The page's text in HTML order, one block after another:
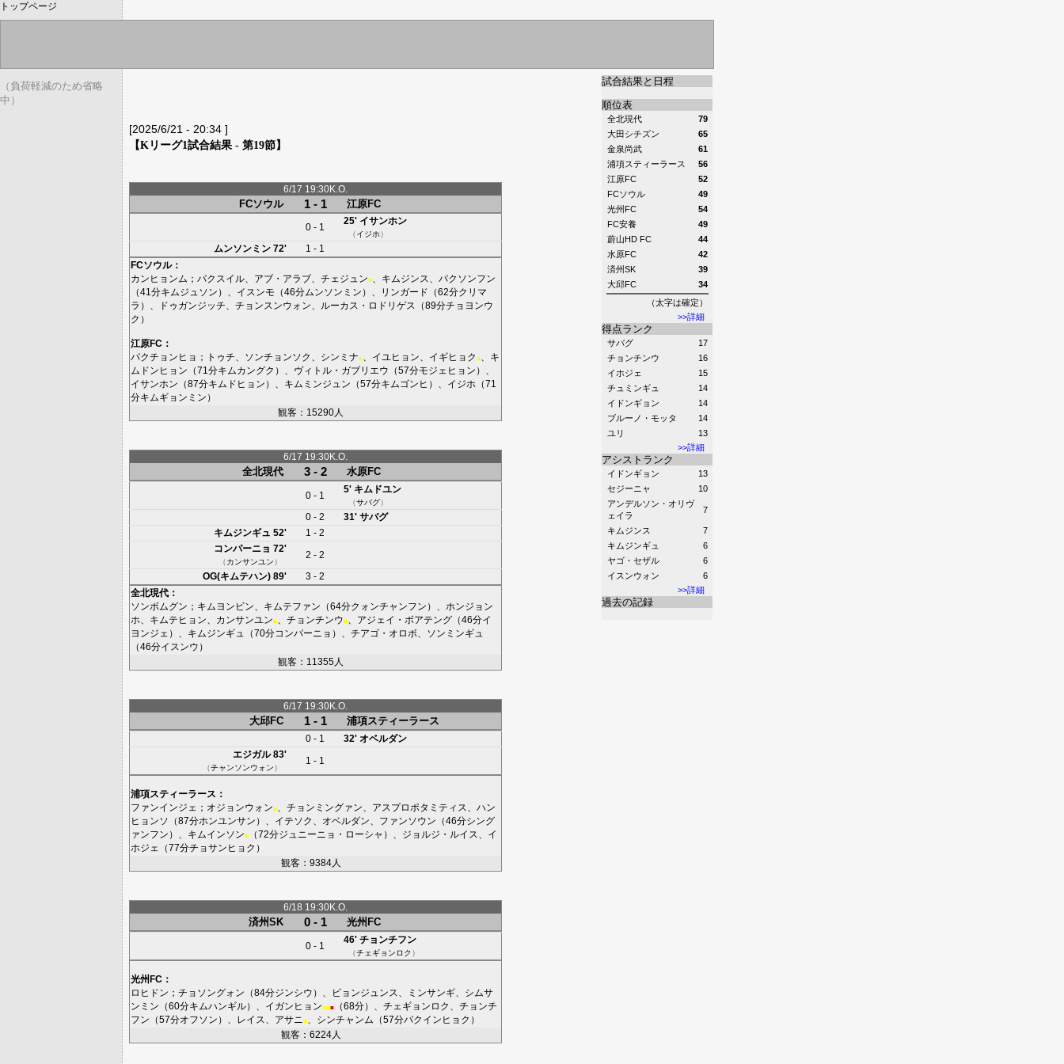
トップページ
（負荷軽減のため省略
中）
試合結果と日程
順位表
>>詳細
全北現代
79
大田シチズン
65
金泉尚武
61
浦項スティーラース
56
江原FC
52
FCソウル
49
光州FC
54
FC安養
49
蔚山HD FC
44
水原FC
42
済州SK
39
大邱FC
34
（太字は確定）
得点ランク
>>詳細
サバグ
17
チョンチンウ
16
イホジェ
15
チュミンギュ
14
イドンギョン
14
ブルーノ・モッタ
14
ユリ
13
アシストランク
>>詳細
イドンギョン
13
セジーニャ
10
アンデルソン・オリヴ
ェイラ
7
キムジンス
7
キムジンギュ
6
ヤゴ・セザル
6
イスンウォン
6
過去の記録
[2025/6/21 - 20:34 ]
【Kリーグ1試合結果 - 第19節】
6/17 19:30K.O.
FCソウル 1 - 1 江原FC
0 - 1
25' イサンホン
（イジホ）
ムンソンミン 72'
1 - 1
FCソウル：
カンヒョンム ； パクスイル アブ・アラブ チェジュン■ キムジンス
パクソンフン
（41分キムジュソン ）、 イスンモ （46分ムンソンミン ）、 リンガード （62分クリマ
ラ ）、 ドゥガンジッチ チョンスンウォン ルーカス・ロドリゲス （89分チョヨンウ
ク ）
江原FC ：
パクチョンヒョ ； トゥチ ソンチョンソク シンミナ■ イユヒョン イギヒョク ■
キ
ムドンヒョン （71分キムカングク ）、 ヴィトル・ガブリエウ （57分モジェヒョン ）、
イサンホン （87分キムドヒョン ）、 キムミンジュン （57分キムゴンヒ ）、 イジホ （71
分キムギョンミン ）
観客：15290人
6/17 19:30K.O.
全北現代 3 - 2 水原FC
0 - 1
5' キムドユン
（サバグ）
0 - 2 31' サバグ
キムジンギュ 52'
1 - 2
コンパーニョ 72'
（カンサンユン）
2 - 2
OG(キムテハン) 89'
3 - 2
全北現代 ：
ソンボムグン ； キムヨンビン キムテファン （64分クォンチャンフン ）、 ホンジョン
ホ
キムテヒョン カンサンユン■ チョンチンウ■ アジェイ・ボアテング （46分イ
ヨンジェ ）、 キムジンギュ （70分コンパーニョ ）、 チアゴ・オロボ
ソンミンギュ
（46分イスンウ ）
観客：11355人
6/17 19:30K.O.
大邱FC 1 - 1 浦項スティーラース
0 - 1 32' オベルダン
エジガル83'
（チャンソンウォン）
1 - 1
浦項スティーラース ：
ファンインジェ ； オジョンウォン■ チョンミングァン アスプロポタミティス
ハン
ヒョンソ （87分ホンユンサン ）、 イテソク オベルダン ファンソウン （46分シング
ァンフン ）、 キムインソン■ （72分ジュニーニョ・ローシャ ）、 ジョルジ・ルイス
イ
ホジェ
（77分チョサンヒョク ）
観客：9384人
6/18 19:30K.O.
済州SK 0 - 1 光州FC
0 - 1
46' チョンチフン
（チェギョンロク ）
光州FC ：
ロヒドン ； チョソングォン （84分ジンシウ ）、 ビョンジュンス ミンサンギ
シムサ
ンミン （60分キムハンギル）、 イガンヒョン■■■ （68分）、 チェギョンロク
チョンチ
フン （57分オフソン ）、 レイス アサニ ■ シンチャンム （57分パクインヒョク ）
観客：6224人